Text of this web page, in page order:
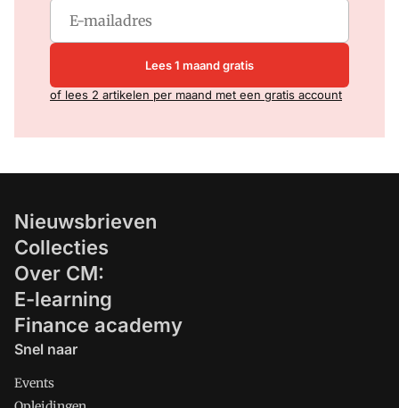
Lees 1 maand gratis
of lees 2 artikelen per maand met een gratis account
Nieuwsbrieven
Collecties
Over CM:
E-learning
Finance academy
Snel naar
Events